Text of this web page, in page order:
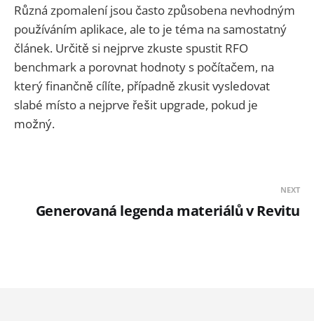
Různá zpomalení jsou často způsobena nevhodným
používáním aplikace, ale to je téma na samostatný
článek. Určitě si nejprve zkuste spustit RFO
benchmark a porovnat hodnoty s počítačem, na
který finančně cílíte, případně zkusit vysledovat
slabé místo a nejprve řešit upgrade, pokud je
možný.
NEXT
Generovaná legenda materiálů v Revitu